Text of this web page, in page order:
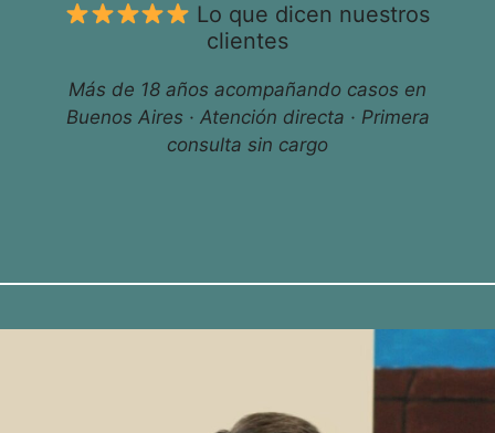
Lo que dicen nuestros
clientes
Más de 18 años acompañando casos en
Buenos Aires · Atención directa · Primera
consulta sin cargo